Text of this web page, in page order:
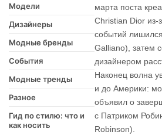
Модели
Дизайнеры
Модные бренды
События
Модные тренды
Разное
Гид по стилю: что и
как носить
марта поста
Christian Dior из-
событий
Galliano), затем
дизайнером
Наконец волна
и до Америки:
объявил о
с Патриком
Robinson).